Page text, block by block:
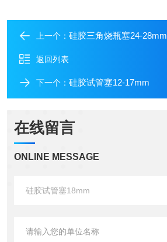
上一个： 硅胶三角烧瓶塞24-28mm
返回列表
下一个： 硅胶试管塞12-17mm
在线留言
ONLINE MESSAGE